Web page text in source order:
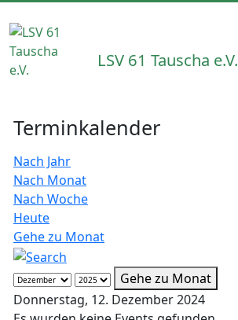
LSV 61 Tauscha e.V.
Terminkalender
Nach Jahr
Nach Monat
Nach Woche
Heute
Gehe zu Monat
Gehe zu Monat
Donnerstag, 12. Dezember 2024